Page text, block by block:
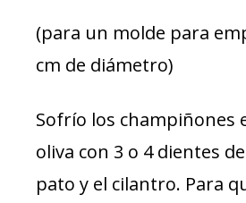
(para un molde para
cm de diámetro)
Sofrío los champiñones
oliva con 3 o 4 dientes
pato y el cilantro. Para